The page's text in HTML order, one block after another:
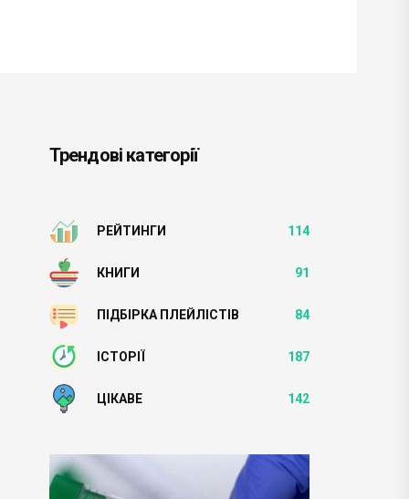
Трендові категорії
РЕЙТИНГИ 114
КНИГИ 91
ПІДБІРКА ПЛЕЙЛІСТІВ 84
ІСТОРІЇ 187
ЦІКАВЕ 142